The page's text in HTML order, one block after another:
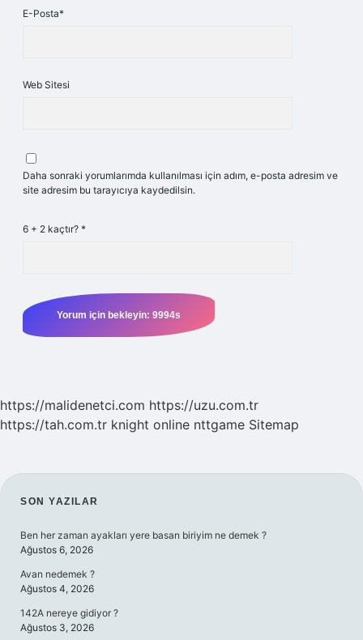
E-Posta*
Web Sitesi
Daha sonraki yorumlarımda kullanılması için adım, e-posta adresim ve
site adresim bu tarayıcıya kaydedilsin.
6 + 2 kaçtır? *
https://malidenetci.com https://uzu.com.tr
https://tah.com.tr knight online nttgame Sitemap
SIDEBAR
SON YAZILAR
Ben her zaman ayakları yere basan biriyim ne demek ?
Ağustos 6, 2026
Avan nedemek ?
Ağustos 4, 2026
142A nereye gidiyor ?
Ağustos 3, 2026